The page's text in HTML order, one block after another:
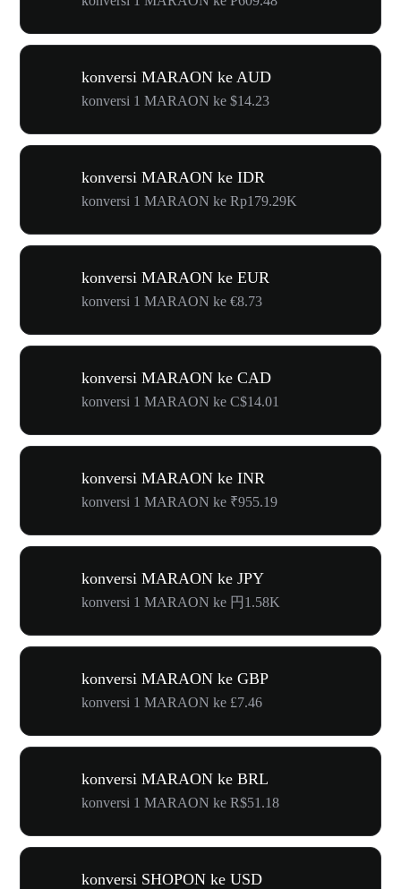
konversi MARAON ke AUD
konversi 1 MARAON ke $14.23
konversi MARAON ke IDR
konversi 1 MARAON ke Rp179.29K
konversi MARAON ke EUR
konversi 1 MARAON ke €8.73
konversi MARAON ke CAD
konversi 1 MARAON ke C$14.01
konversi MARAON ke INR
konversi 1 MARAON ke ₹955.19
konversi MARAON ke JPY
konversi 1 MARAON ke 円1.58K
konversi MARAON ke GBP
konversi 1 MARAON ke £7.46
konversi MARAON ke BRL
konversi 1 MARAON ke R$51.18
konversi SHOPON ke USD